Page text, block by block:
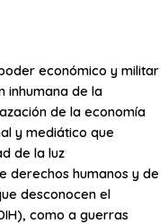
económico y militar
inhumana de la
de la economía
y mediático que
de la luz
derechos humanos y de
desconocen el
como a guerras